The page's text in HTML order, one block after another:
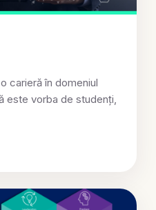
carieră în domeniul
este vorba de studenți,